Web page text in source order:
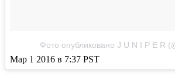
Фото опубликовано J U N I P E R
Мар 1 2016 в 7:37 PST